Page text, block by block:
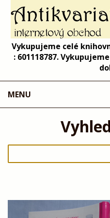
Vykupujeme celé
: 601118787.
MENU